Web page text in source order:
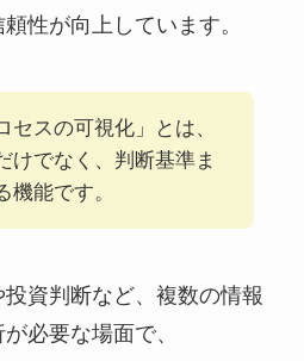
性が向上しています。
セスの可視化」とは、
けでなく、判断基準ま
機能です。
資判断など、複数の情報
必要な場面で、